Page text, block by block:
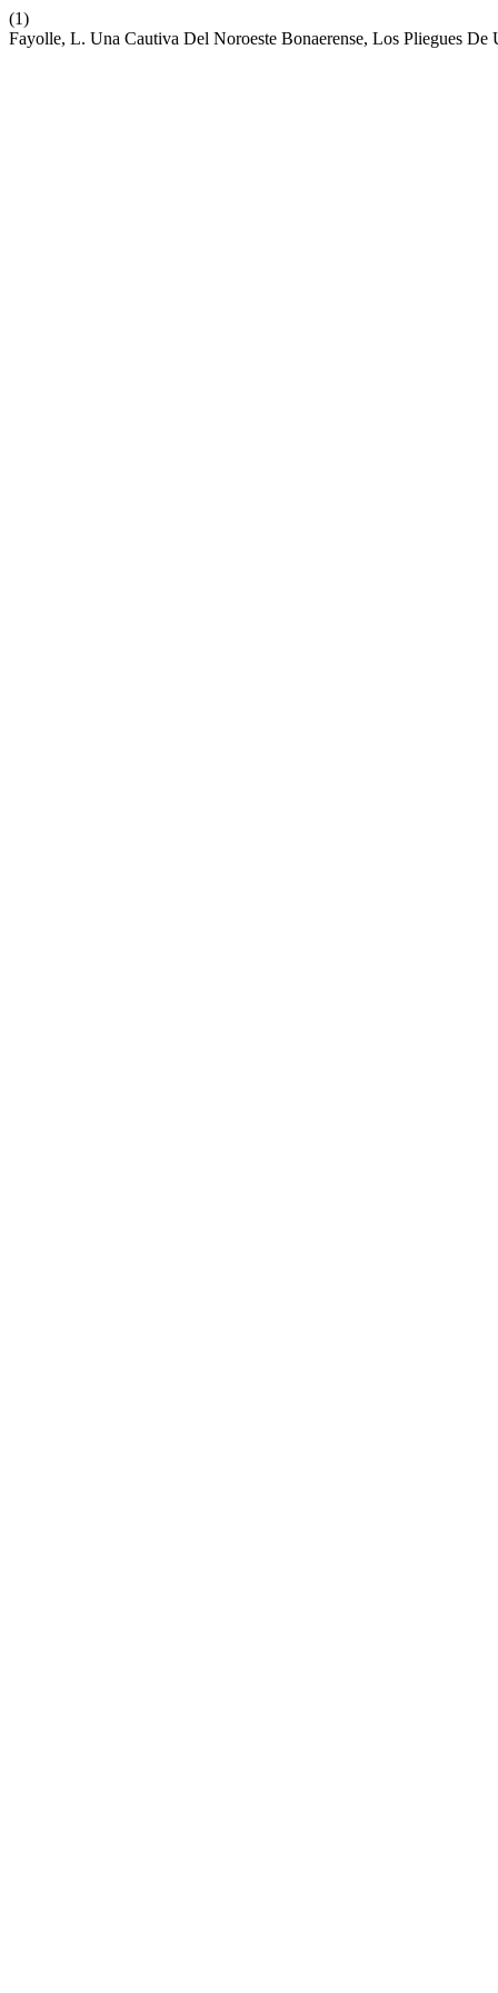
(1)
Fayolle, L. Una Cautiva Del Noroeste Bonaerense, Los Pliegues De